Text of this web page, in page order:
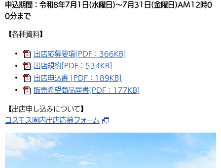
申込期間：令和8年7月1日(水曜日)～7月31日(金曜日)AM12時0
0分まで
【各種資料】
出店応募要項[PDF：366KB]
出店規約[PDF：534KB]
出店申込書 [PDF：189KB]
販売希望商品届書[PDF：177KB]
【出店申し込みについて】
コスモス園内出店応募フォーム